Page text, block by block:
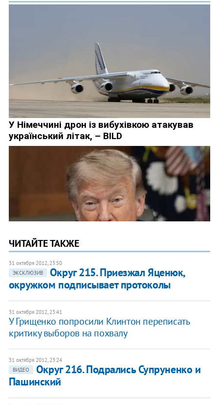
ЧИТАЙТЕ ТАКЖЕ
31 октября 2012, 23:50
ЭКСКЛЮЗИВ
Округ 215. Приезжал Яценюк,
окружком подписывает протоколы
31 октября 2012, 23:41
У Грищенко попросили Клинтон переписать
критику выборов на похвалу
31 октября 2012, 23:24
ВИДЕО
Округ 216. Подрались Супруненко и
Пашинский